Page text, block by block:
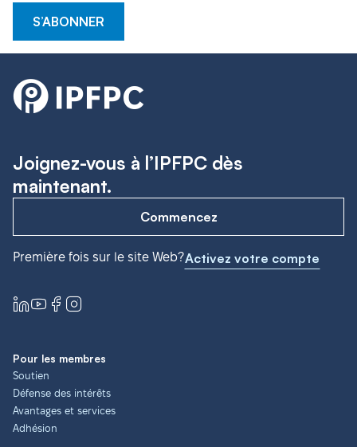
S’ABONNER
Joignez-vous à l’IPFPC dès
maintenant.
Commencez
Première fois sur le site Web?Activez votre compte
Pour les membres
Soutien
Défense des intérêts
Avantages et services
Adhésion